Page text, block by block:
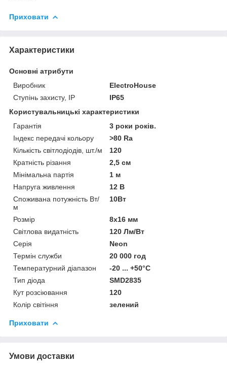
Приховати
Характеристики
Основні атрибути
Виробник
ElectroHouse
Ступінь захисту, IP
IP65
Користувальницькі характеристики
Гарантія
3 роки років.
Індекс передачі кольору
>80 Ra
Кількість світлодіодів, шт./м
120
Кратність різання
2,5 см
Мінімальна партія
1 м
Напруга живлення
12 В
Споживана потужність Вт/
м
10Вт
Розмір
8х16 мм
Світлова видатність
120 Лм/Вт
Серія
Neon
Термін служби
20 000 год
Температурний діапазон
-20 ... +50°С
Тип діода
SMD2835
Кут розсіювання
120
Колір світіння
зелений
Приховати
Умови доставки